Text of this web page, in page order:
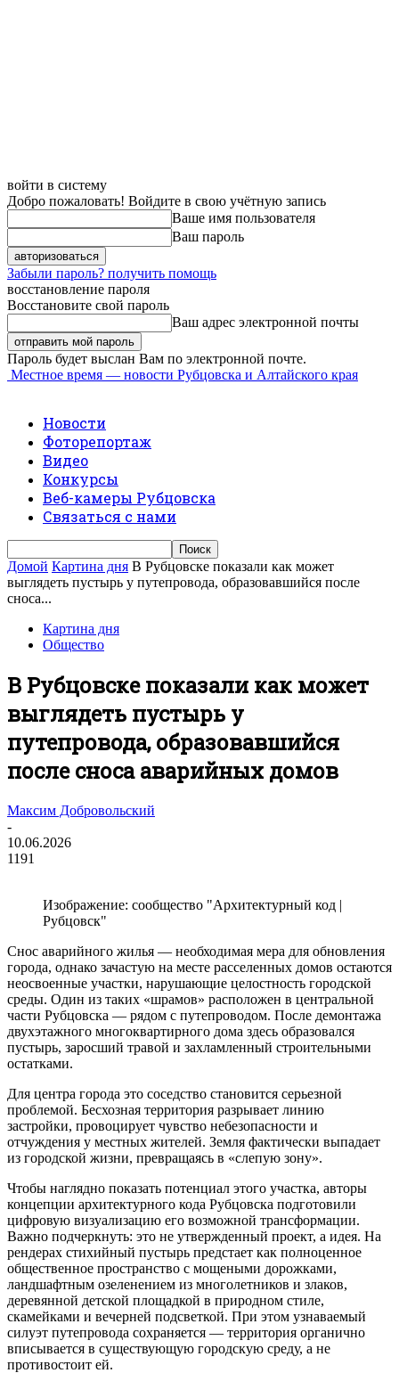
войти в систему
Добро пожаловать! Войдите в свою учётную запись
Ваше имя пользователя
Ваш пароль
Забыли пароль? получить помощь
восстановление пароля
Восстановите свой пароль
Ваш адрес электронной почты
Пароль будет выслан Вам по электронной почте.
Местное время — новости Рубцовска и Алтайского края
Новости
Фоторепортаж
Видео
Конкурсы
Веб-камеры Рубцовска
Связаться с нами
Домой Картина дня В Рубцовске показали как может
выглядеть пустырь у путепровода, образовавшийся после
сноса...
Картина дня
Общество
В Рубцовске показали как может
выглядеть пустырь у
путепровода, образовавшийся
после сноса аварийных домов
Максим Добровольский
-
10.06.2026
1191
Изображение: сообщество "Архитектурный код |
Рубцовск"
Снос аварийного жилья — необходимая мера для обновления
города, однако зачастую на месте расселенных домов остаются
неосвоенные участки, нарушающие целостность городской
среды. Один из таких «шрамов» расположен в центральной
части Рубцовска — рядом с путепроводом. После демонтажа
двухэтажного многоквартирного дома здесь образовался
пустырь, заросший травой и захламленный строительными
остатками.
Для центра города это соседство становится серьезной
проблемой. Бесхозная территория разрывает линию
застройки, провоцирует чувство небезопасности и
отчуждения у местных жителей. Земля фактически выпадает
из городской жизни, превращаясь в «слепую зону».
Чтобы наглядно показать потенциал этого участка, авторы
концепции архитектурного кода Рубцовска подготовили
цифровую визуализацию его возможной трансформации.
Важно подчеркнуть: это не утвержденный проект, а идея. На
рендерах стихийный пустырь предстает как полноценное
общественное пространство с мощеными дорожками,
ландшафтным озеленением из многолетников и злаков,
деревянной детской площадкой в природном стиле,
скамейками и вечерней подсветкой. При этом узнаваемый
силуэт путепровода сохраняется — территория органично
вписывается в существующую городскую среду, а не
противостоит ей.